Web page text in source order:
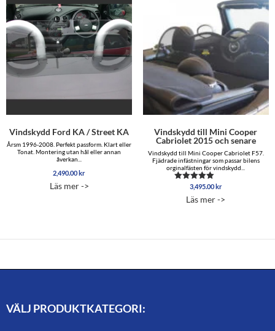
Vindskydd Ford KA / Street KA
Årsm 1996-2008. Perfekt passform. Klart eller
Tonat. Montering utan hål eller annan
åverkan...
2,490.00 kr
Läs mer ->
Vindskydd till Mini Cooper
Cabriolet 2015 och senare
Vindskydd till Mini Cooper Cabriolet F57.
Fjädrade infästningar som passar bilens
orginalfästen för vindskydd...
Betygsatt
av 5
3,495.00 kr
Läs mer ->
VÄLJ PRODUKTKATEGORI: